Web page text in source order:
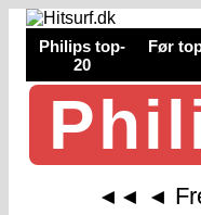
Philips top-
20
Før
◄◄ ◄